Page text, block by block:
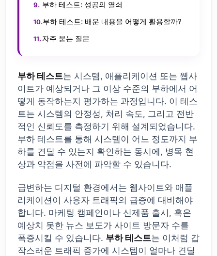
부하 테스트: 성공의 열쇠
부하 테스트: 배운 내용을 어떻게 활용할까?
자주 묻는 질문
부하 테스트는 시스템, 애플리케이션 또는 웹사
이트가 예상되거나 그 이상 수준의 부하에서 어
떻게 동작하는지 평가하는 과정입니다. 이 테스
트는 시스템의 안정성, 처리 속도, 그리고 전반
적인 신뢰도를 측정하기 위해 설계되었습니다.
부하 테스트를 통해 시스템이 어느 정도까지 부
하를 견딜 수 있는지 확인하는 동시에, 병목 현
상과 약점을 사전에 파악할 수 있습니다.
급변하는 디지털 환경에서는 웹사이트와 애플
리케이션이 사용자 트래픽의 급증에 대비해야
합니다. 마케팅 캠페인이나 신제품 출시, 혹은
예상치 못한 뉴스 보도가 사이트 방문자 수를
폭증시킬 수 있습니다. 부하 테스트는 이처럼 갑
작스러운 트래픽 증가에 시스템이 얼마나 견딜